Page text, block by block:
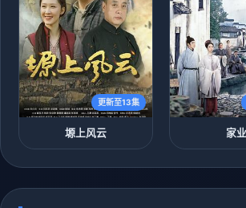
更新至13集
塬上风云 家业